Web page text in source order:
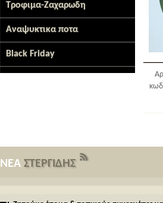
Τροφιμα-Ζαχαρωδη
Αναψυκτικα ποτα
Black Friday
ΝΕΑ ΣΤΕΡΓΙΔΗΣ